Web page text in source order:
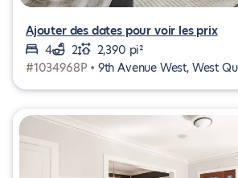
Ajouter des dates pour voir les prix
4
2
2,390 pi²
#1034968P • 9th Avenue West, West